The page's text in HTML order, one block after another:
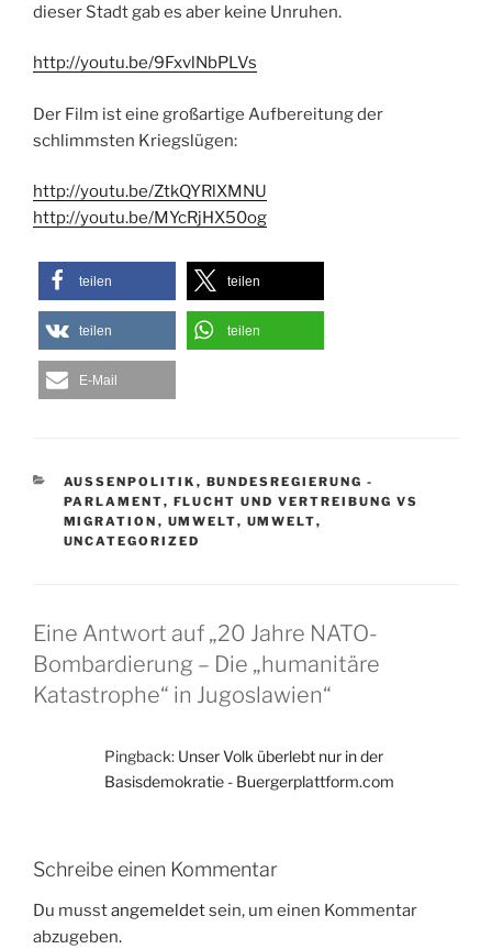
dieser Stadt gab es aber keine Unruhen.
http://youtu.be/9FxvlNbPLVs
Der Film ist eine großartige Aufbereitung der
schlimmsten Kriegslügen:
http://youtu.be/ZtkQYRlXMNU
http://youtu.be/MYcRjHX50og
teilen teilen
teilen teilen
E-Mail
KATEGORIEN
AUSSENPOLITIK , BUNDESREGIERUNG -
PARLAMENT, FLUCHT UND VERTREIBUNG VS
MIGRATION , UMWELT, UMWELT,
UNCATEGORIZED
Eine Antwort auf „20 Jahre NATO-
Bombardierung – Die „humanitäre
Katastrophe“ in Jugoslawien“
Pingback: Unser Volk überlebt nur in der
Basisdemokratie - Buergerplattform.com
Schreibe einen Kommentar
Du musstangemeldetsein, um einen Kommentar
abzugeben.